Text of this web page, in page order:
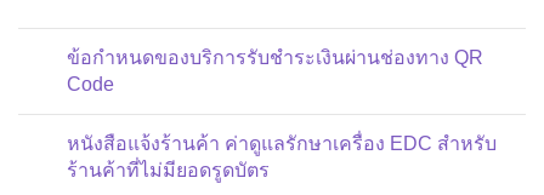
ข้อกำหนดของบริการรับชำระเงินผ่านช่องทาง QR
Code
หนังสือแจ้งร้านค้า ค่าดูแลรักษาเครื่อง EDC สำหรับ
ร้านค้าที่ไม่มียอดรูดบัตร